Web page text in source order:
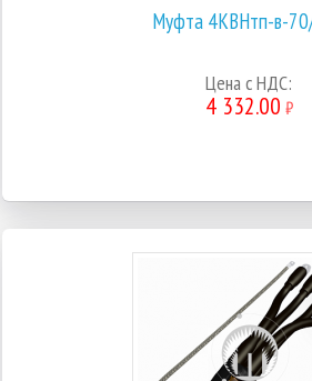
Муфта 4КВНтп-в-
Цена с НДС:
4 332.00 ₽